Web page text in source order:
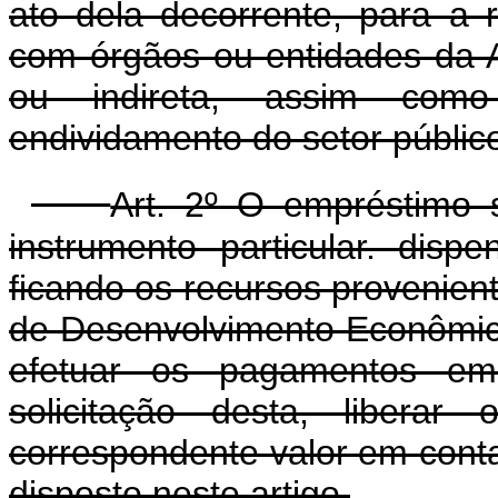
ato dela decorrente, para a
com órgãos ou entidades da
ou indireta, assim
endividamento do setor
Art. 2º O empréstimo
instrumento particular.
ficando os recursos
de Desenvolvimento
efetuar os pagamentos
solicitação desta, liberar
correspondente valor em